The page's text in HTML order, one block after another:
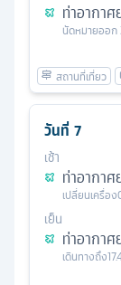
ท่าอากาศ
นัดหมายออก
วันที่ 7
เช้า
ท่าอากา
เปลี่ยนเครื่อง
เย็น
ท่าอากา
เดินทางถึง